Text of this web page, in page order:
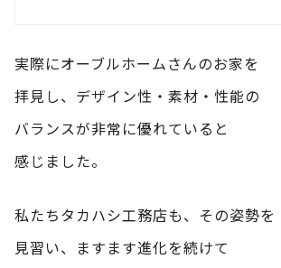
実際にオーブルホームさんのお家を
拝見し、デザイン性・素材・性能の
バランスが非常に優れていると
感じました。
私たちタカハシ工務店も、その姿勢を
見習い、ますます進化を続けて